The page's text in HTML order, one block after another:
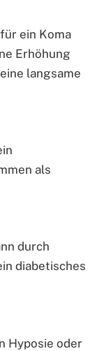
ein Koma
Erhöhung
langsame
als
durch
diabetisches
Hyposie oder